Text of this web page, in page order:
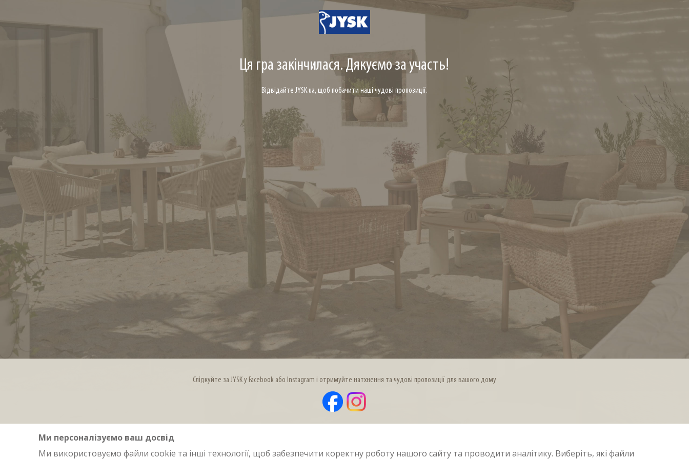
Ця гра закінчилася. Дякуємо за участь!
Відвідайте JYSK.ua, щоб побачити наші чудові пропозиції.
Слідкуйте за JYSK у Facebook або Instagram і отримуйте натхнення та чудові пропозиції для вашого дому
Ми персоналізуємо ваш досвід
Ми використовуємо файли cookie та інші технології, щоб забезпечити коректну роботу нашого сайту та проводити аналітику. Виберіть, які файли